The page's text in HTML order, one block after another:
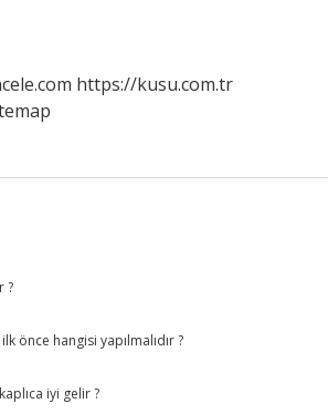
https://kusu.com.tr
?
önce hangisi yapılmalıdır ?
iyi gelir ?